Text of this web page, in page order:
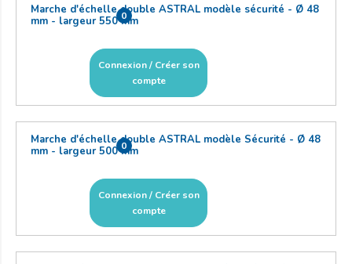
0
Marche d'échelle double ASTRAL modèle sécurité - Ø 48
mm - largeur 550 mm
Connexion / Créer son
compte
0
Marche d'échelle double ASTRAL modèle Sécurité - Ø 48
mm - largeur 500 mm
Connexion / Créer son
compte